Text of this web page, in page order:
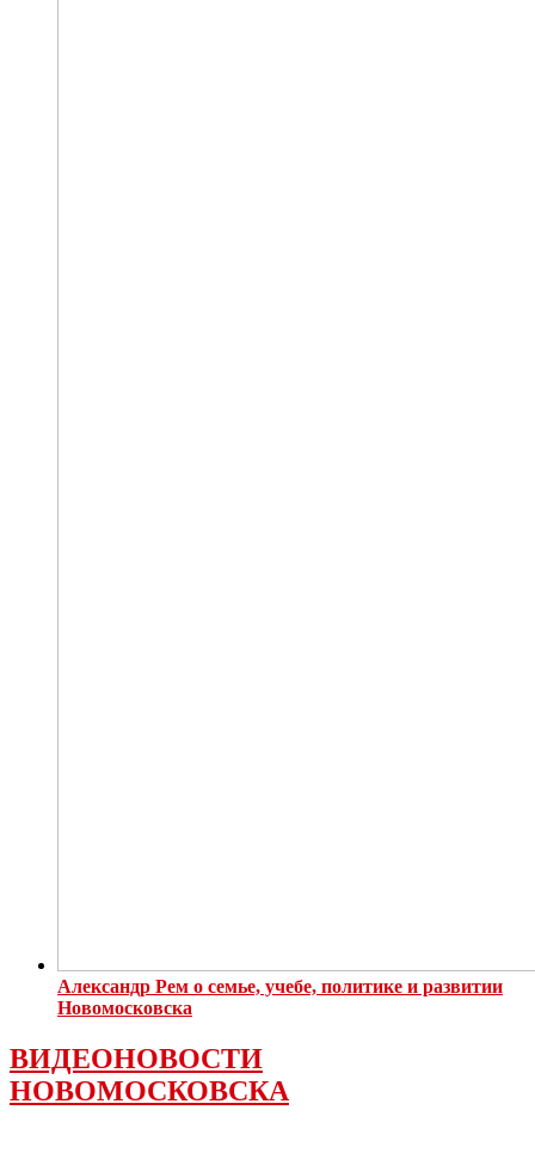
Александр Рем о семье, учебе, политике и развитии
Новомосковска
ВИДЕОНОВОСТИ
НОВОМОСКОВСКА